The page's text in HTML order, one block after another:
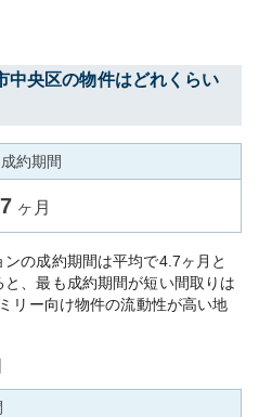
中央区の物件はどれくらい
約期間
ヶ月
の成約期間は平均で4.7ヶ月と
、最も成約期間が短い間取りは
リー向け物件の流動性が高い地